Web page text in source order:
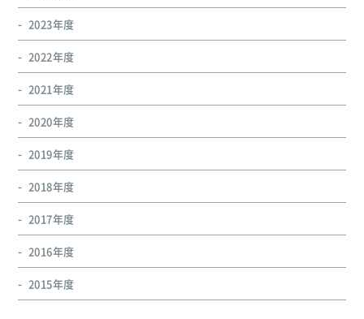
2023年度
2022年度
2021年度
2020年度
2019年度
2018年度
2017年度
2016年度
2015年度